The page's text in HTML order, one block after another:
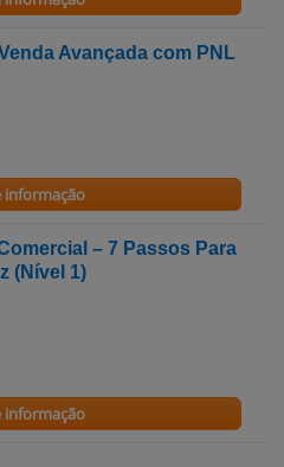
Avançada com PNL
informação
– 7 Passos Para
(Nível 1)
informação